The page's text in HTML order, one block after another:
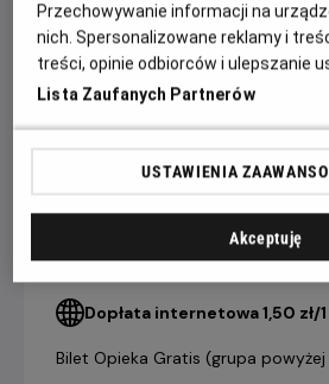
CENNIK
bilet
21,90 ZŁ
Dopłata internetowa 1,50 zł/
Bilet Opieka Gratis (grupa powyżej
Przechowywanie informacji na
nich. Spersonalizowane reklamy i
treści, opinie odbiorców i ulepszanie
Lista Zaufanych Partnerów
USTAWIENIA
Akceptuję